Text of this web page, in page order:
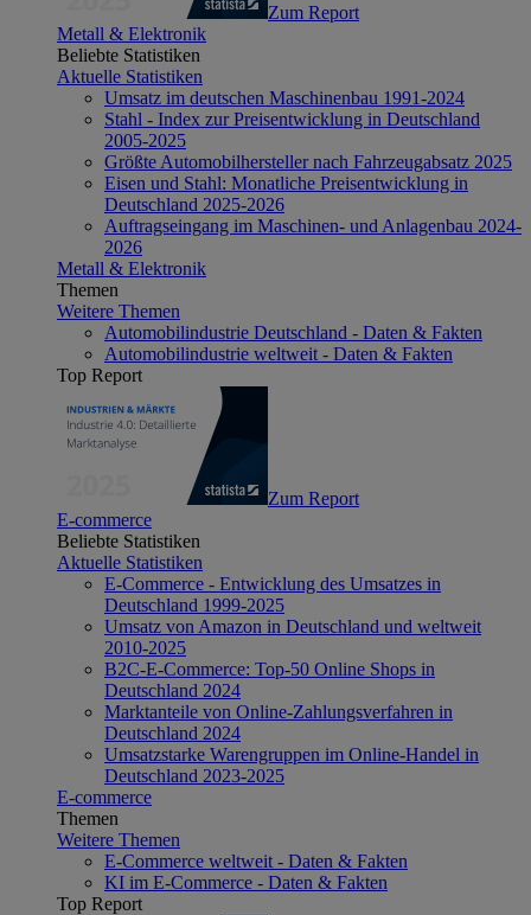
Zum Report
Metall & Elektronik
Beliebte Statistiken
Aktuelle Statistiken
Umsatz im deutschen Maschinenbau 1991-2024
Stahl - Index zur Preisentwicklung in Deutschland
2005-2025
Größte Automobilhersteller nach Fahrzeugabsatz 2025
Eisen und Stahl: Monatliche Preisentwicklung in
Deutschland 2025-2026
Auftragseingang im Maschinen- und Anlagenbau 2024-
2026
Metall & Elektronik
Themen
Weitere Themen
Automobilindustrie Deutschland - Daten & Fakten
Automobilindustrie weltweit - Daten & Fakten
Top Report
Zum Report
E-commerce
Beliebte Statistiken
Aktuelle Statistiken
E-Commerce - Entwicklung des Umsatzes in
Deutschland 1999-2025
Umsatz von Amazon in Deutschland und weltweit
2010-2025
B2C-E-Commerce: Top-50 Online Shops in
Deutschland 2024
Marktanteile von Online-Zahlungsverfahren in
Deutschland 2024
Umsatzstarke Warengruppen im Online-Handel in
Deutschland 2023-2025
E-commerce
Themen
Weitere Themen
E-Commerce weltweit - Daten & Fakten
KI im E-Commerce - Daten & Fakten
Top Report